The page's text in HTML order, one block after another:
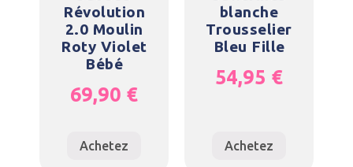
Révolution
2.0 Moulin
Roty Violet
Bébé
69,90 €
Achetez
blanche
Trousselier
Bleu Fille
54,95 €
Achetez